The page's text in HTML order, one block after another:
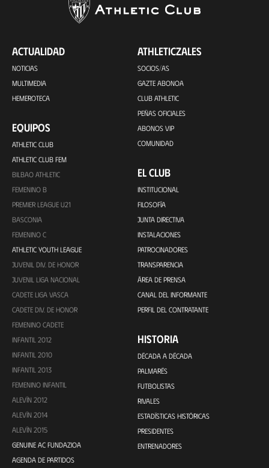
ACTUALIDAD
NOTICIAS
MULTIMEDIA
HEMEROTECA
EQUIPOS
ATHLETIC CLUB
ATHLETIC CLUB FEM
BILBAO ATHLETIC
FEMENINO B
PREMIER LEAGUE U21
BASCONIA
FEMENINO C
ATHLETIC YOUTH LEAGUE
JUVENIL DIV. DE HONOR
JUVENIL LIGA NACIONAL
CADETE LIGA VASCA
CADETE DIV. DE HONOR
FEMENINO CADETE
INFANTIL 2012
INFANTIL 2010
INFANTIL 2013
FEMENINO INFANTIL
ALEVÍN 2012
ALEVÍN 2014
ALEVÍN 2015
GENUINE AC FUNDAZIOA
AGENDA DE PARTIDOS
ATHLETICZALES
SOCIOS/AS
GAZTE ABONOA
CLUB ATHLETIC
PEÑAS OFICIALES
ABONOS VIP
COMUNIDAD
EL CLUB
INSTITUCIONAL
FILOSOFÍA
JUNTA DIRECTIVA
INSTALACIONES
PATROCINADORES
TRANSPARENCIA
ÁREA DE PRENSA
CANAL DEL INFORMANTE
PERFIL DEL CONTRATANTE
HISTORIA
DÉCADA A DÉCADA
PALMARÉS
FUTBOLISTAS
RIVALES
ESTADÍSTICAS HISTÓRICAS
PRESIDENTES
ENTRENADORES